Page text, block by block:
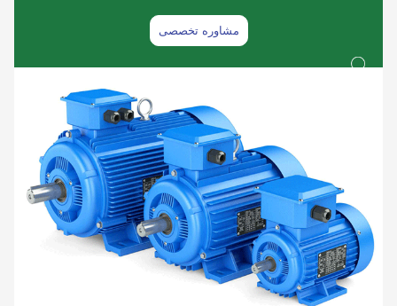
مشاوره تخصصی